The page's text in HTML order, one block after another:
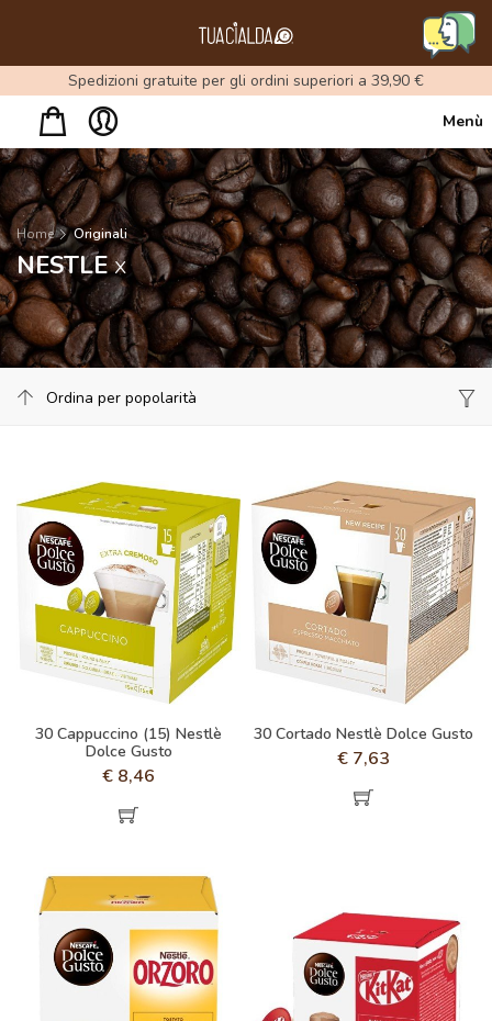
Spedizioni gratuite per gli ordini superiori a 39,90 €
Menù
Home Originali
NESTLEx
30 Cappuccino (15) Nestlè
Dolce Gusto
€ 8,46
30 Cortado Nestlè Dolce Gusto
€ 7,63